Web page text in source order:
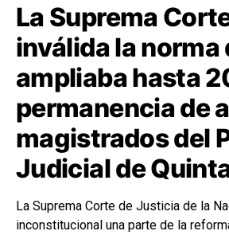
La Suprema
inválida la norma
ampliaba hasta
permanencia de
magistrados del
Judicial de
La Suprema Corte de Justicia de la
inconstitucional una parte de la